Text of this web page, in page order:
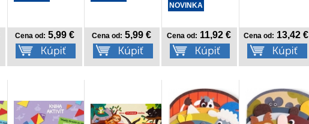
Cena od: 5,99 € Cena od: 5,99 €
NOVINKA
Cena od: 11,92 € Cena od: 13,42 €